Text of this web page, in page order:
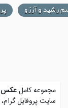
آرزو
مجموعه کاملعکس
سایت پروفایل